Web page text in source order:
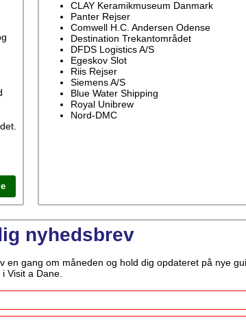
CLAY Keramikmuseum Danmark
Panter Rejser
Comwell H.C. Andersen Odense
Destination Trekantområdet
DFDS Logistics A/S
Egeskov Slot
Riis Rejser
Siemens A/S
Blue Water Shipping
Royal Unibrew
Nord-DMC
nyhedsbrev
en gang om måneden og hold dig opdateret på nye
Visit a Dane.